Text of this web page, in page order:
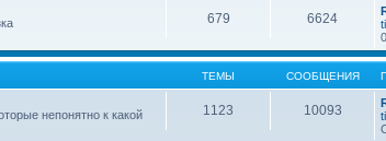
679 6624
ТЕМЫ СООБЩЕНИЯ
непонятно к какой
1123 10093